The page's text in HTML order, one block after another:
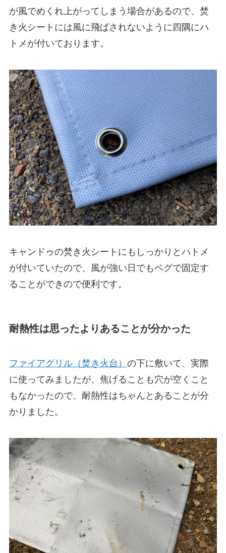
が風でめくれ上がってしまう場合があるので、焚
き火シートには風に飛ばされないように四隅にハ
トメが付いております。
キャンドゥの焚き火シートにもしっかりとハトメ
が付いていたので、風が強い日でもペグで固定す
ることができので便利です。
耐熱性は思ったよりあることが分かった
ファイアグリル（焚き火台） の下に敷いて、実際
に使ってみましたが、焦げることも穴が空くこと
もなかったので、耐熱性はちゃんとあることが分
かりました。